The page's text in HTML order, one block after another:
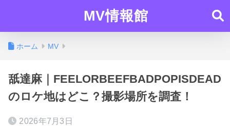
MV情報館
ホーム MV
舐達麻｜FEELORBEEFBADPOPISDEAD
のロケ地はどこ？撮影場所を調査！
2026年7月3日